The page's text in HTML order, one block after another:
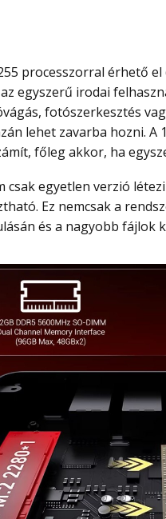
egyszerű irodai
fotószerkesztés
lehet zavarba hozni. A
főleg akkor, ha
Ez nemcsak a
és a nagyobb fájlok